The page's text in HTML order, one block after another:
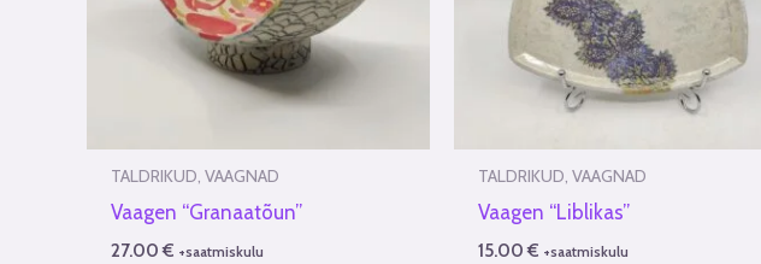
TALDRIKUD, VAAGNAD
Vaagen “Granaatõun”
27.00€ +saatmiskulu
TALDRIKUD, VAAGNAD
Vaagen “Liblikas”
15.00€ +saatmiskulu